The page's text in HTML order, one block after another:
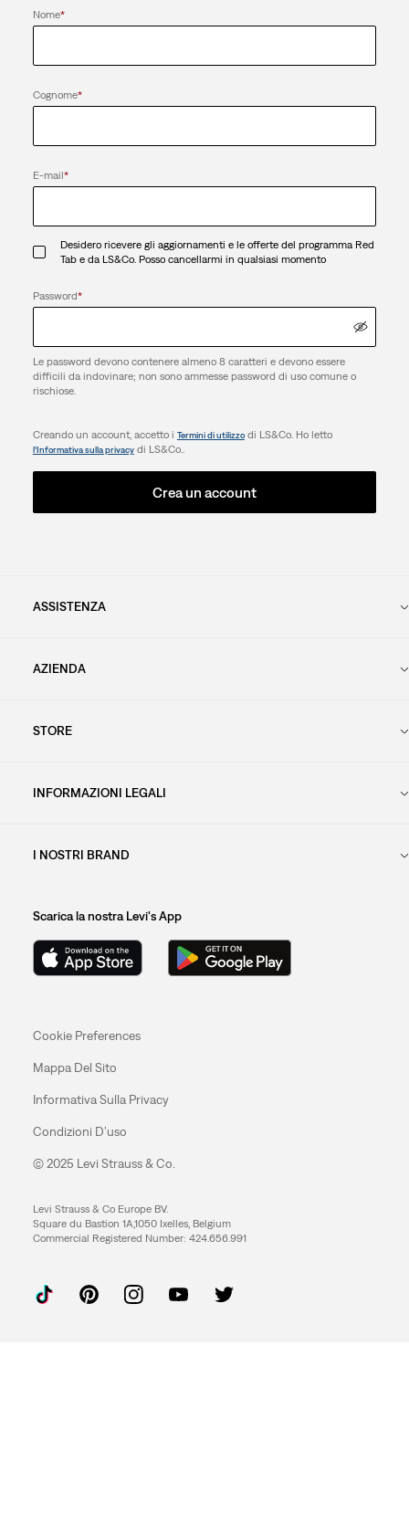
Nome*
Cognome*
E-mail*
Desidero ricevere gli aggiornamenti e le offerte del programma Red
Tab e da LS&Co. Posso cancellarmi in qualsiasi momento
Password*
Le password devono contenere almeno 8 caratteri e devono essere
difficili da indovinare; non sono ammesse password di uso comune o
rischiose.
Creando un account, accetto i Termini di utilizzodi LS&Co. Ho letto
l’Informativa sulla privacydi LS&Co..
Crea un account
ASSISTENZA
AZIENDA
STORE
INFORMAZIONI LEGALI
I NOSTRI BRAND
Scarica la nostra Levi's App
Cookie Preferences
Mappa Del Sito
Informativa Sulla Privacy
Condizioni D’uso
© 2025 Levi Strauss & Co.
Levi Strauss & Co Europe BV.
Square du Bastion 1A,1050 Ixelles, Belgium
Commercial Registered Number: 424.656.991